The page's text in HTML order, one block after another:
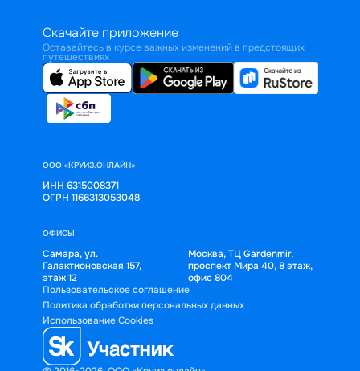
Скачайте приложение
Оставайтесь в курсе важных изменений в предстоящих
путешествиях
ООО «КРУИЗ.ОНЛАЙН»
ИНН 6315008371
ОГРН 1166313053048
ОФИСЫ
Самара, ул.
Галактионовская 157,
этаж 12
Москва, ТЦ Gardenmir,
проспект Мира 40, 8 этаж,
офис 804
Пользовательское соглашение
Политика обработки персональных данных
Использование Cookies